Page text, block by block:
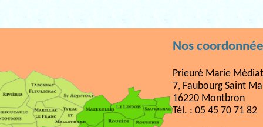
Nos
Prieuré Marie
7, Faubourg Saint
16220 Montbron
Tél. : 05 45 70 71 82